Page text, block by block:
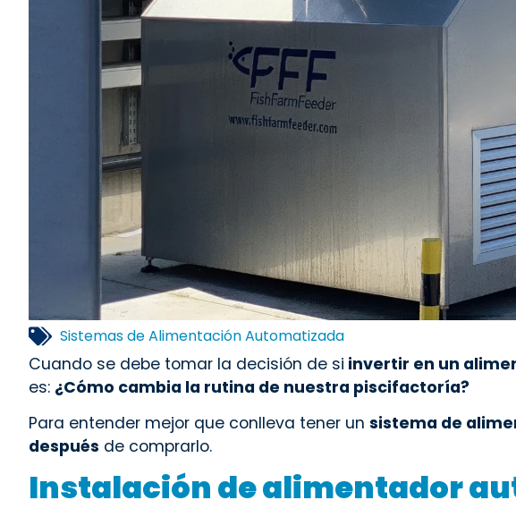
Sistemas de Alimentación Automatizada
Cuando se debe tomar la decisión de si invertir en un
es: ¿Cómo cambia la rutina de nuestra piscifactoría?
Para entender mejor que conlleva tener un sistema de
después de comprarlo.
Instalación de alimentador